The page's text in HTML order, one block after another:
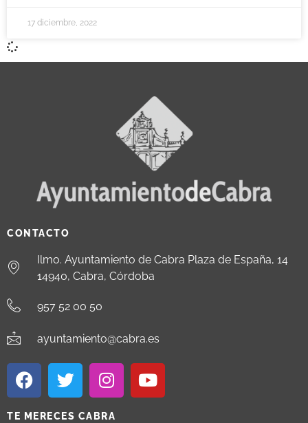
17 diciembre, 2022
CONTACTO
Ilmo. Ayuntamiento de Cabra Plaza de España, 14
14940, Cabra, Córdoba
957 52 00 50
ayuntamiento@cabra.es
TE MERECES CABRA